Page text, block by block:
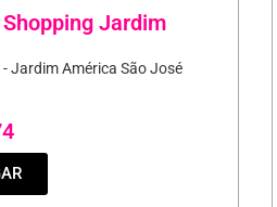
Jardim
Jardim América São José